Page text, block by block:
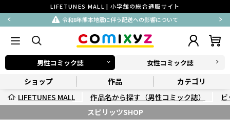
LIFETUNES MALL | 小学館の総合通販サイト
令和8年熊本地震に伴う配送への影響について
男性コミック誌 女性コミック誌
ショップ 作品
カテゴリ
LIFETUNES MALL
作品名から探す（男性コミック誌）
スピリッツSHOP